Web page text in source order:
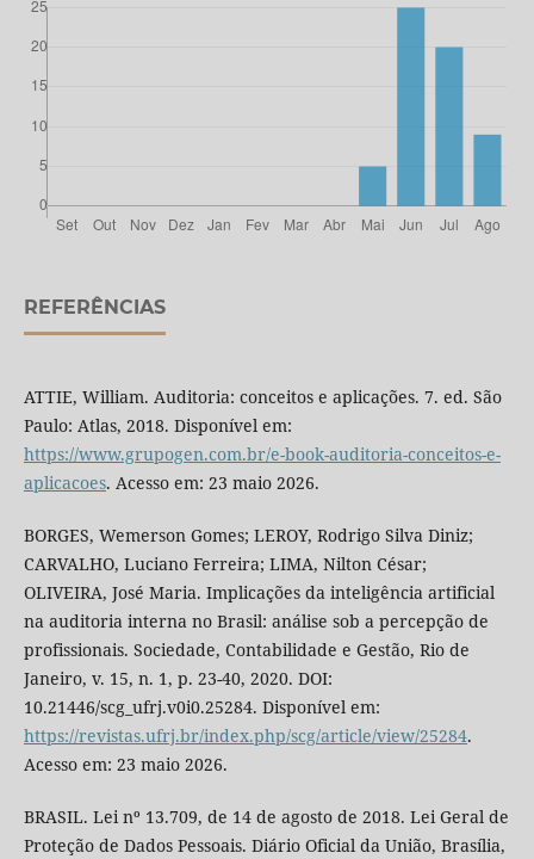
REFERÊNCIAS
ATTIE, William. Auditoria: conceitos e aplicações. 7. ed. São
Paulo: Atlas, 2018. Disponível em:
https://www.grupogen.com.br/e-book-auditoria-conceitos-e-
aplicacoes. Acesso em: 23 maio 2026.
BORGES, Wemerson Gomes; LEROY, Rodrigo Silva Diniz;
CARVALHO, Luciano Ferreira; LIMA, Nilton César;
OLIVEIRA, José Maria. Implicações da inteligência artificial
na auditoria interna no Brasil: análise sob a percepção de
profissionais. Sociedade, Contabilidade e Gestão, Rio de
Janeiro, v. 15, n. 1, p. 23-40, 2020. DOI:
10.21446/scg_ufrj.v0i0.25284. Disponível em:
https://revistas.ufrj.br/index.php/scg/article/view/25284.
Acesso em: 23 maio 2026.
BRASIL. Lei nº 13.709, de 14 de agosto de 2018. Lei Geral de
Proteção de Dados Pessoais. Diário Oficial da União, Brasília,